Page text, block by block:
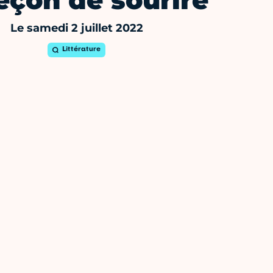
Le samedi 2 juillet 2022
Littérature